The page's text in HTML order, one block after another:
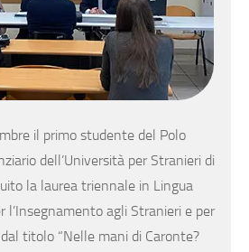
il primo studente del Polo
dell’Università per Stranieri di
la laurea triennale in Lingua
l’Insegnamento agli Stranieri e per
dal titolo “Nelle mani di Caronte?